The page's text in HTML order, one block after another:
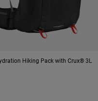
Hiking Pack with Crux® 3L